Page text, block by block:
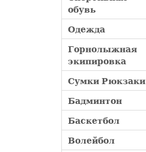
обувь
Одежда
Горнолыжная
экипировка
Сумки Рюкзаки
Бадминтон
Баскетбол
Волейбол